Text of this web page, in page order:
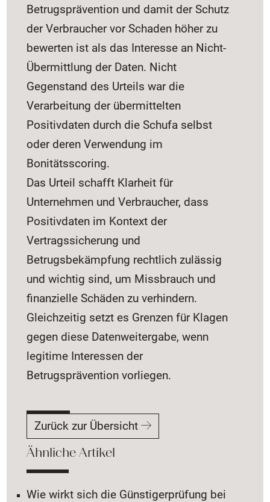
Betrugsprävention und damit der Schutz
der Verbraucher vor Schaden höher zu
bewerten ist als das Interesse an Nicht-
Übermittlung der Daten. Nicht
Gegenstand des Urteils war die
Verarbeitung der übermittelten
Positivdaten durch die Schufa selbst
oder deren Verwendung im
Bonitätsscoring.
Das Urteil schafft Klarheit für
Unternehmen und Verbraucher, dass
Positivdaten im Kontext der
Vertragssicherung und
Betrugsbekämpfung rechtlich zulässig
und wichtig sind, um Missbrauch und
finanzielle Schäden zu verhindern.
Gleichzeitig setzt es Grenzen für Klagen
gegen diese Datenweitergabe, wenn
legitime Interessen der
Betrugsprävention vorliegen.
Zurück zur Übersicht
Ähnliche Artikel
Wie wirkt sich die Günstigerprüfung bei